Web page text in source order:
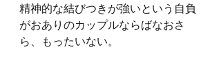
精神的な結びつきが強いという自負
がおありのカップルならばなおさ
ら、もったいない。